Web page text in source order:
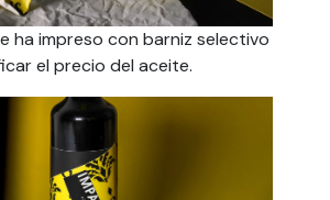
ha impreso con barniz selectivo
el precio del aceite.